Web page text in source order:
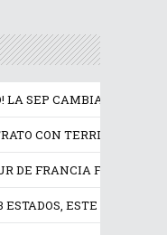
LA SEP CAMBIA LAS
CON TERRITORIUM
DE FRANCIA FEMENINO
ESTADOS, ESTE JUEVES